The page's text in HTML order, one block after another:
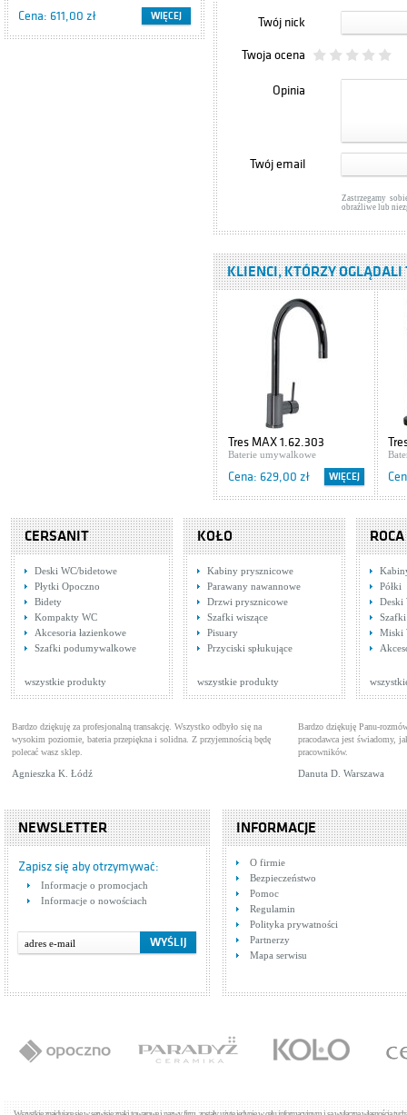
Cena: 611,00 zł WIĘCEJ Cena: 416,00 zł WIĘCEJ
Twój nick
Twoja ocena
Opinia
Twój email
Zastrzegamy
obraźliwe lub
KLIENCI, KTÓRZY
Tres MAX 1.62.303
Baterie umywalkowe
Cena: 629,00 zł WIĘCEJ
Tres CUADRO 1.06.260
Cena: 1 195,00 zł WIĘCEJ
Baterie wannowe
Cena: 1 389,00 zł
Tres LEX 1.81.303
CERSANIT
Deski WC/bidetowe
Płytki Opoczno
Bidety
Kompakty WC
Akcesoria łazienkowe
Szafki podumywalkowe
wszystkie produkty
KOŁO
Kabiny prysznicowe
Parawany nawannowe
Drzwi prysznicowe
Szafki wiszące
Pisuary
Przyciski spłukujące
wszystkie produkty
ROCA
Półki
Deski
Szafki
Miski
Bardzo dziękuję za profesjonalną transakcję. Wszystko odbyło się na
wysokim poziomie, bateria przepiękna i solidna. Z przyjemnością będę
polecać wasz sklep.
Agnieszka K. Łódź
Bardzo dziękuję Panu-
pracodawca jest świadomy,
pracowników.
Danuta D. Warszawa
NEWSLETTER
Zapisz się aby otrzymywać:
Informacje o promocjach
Informacje o nowościach
INFORMACJE
O firmie
Bezpieczeństwo
Pomoc
Regulamin
Polityka prywatności
Partnerzy
Mapa serwisu